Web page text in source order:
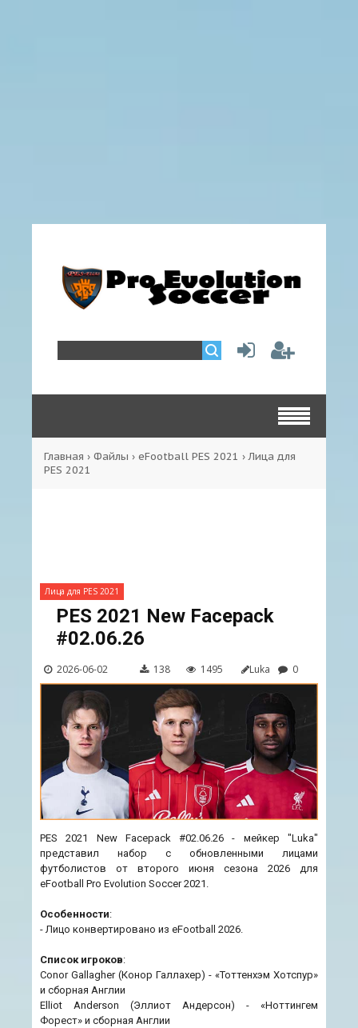
Главная › Файлы › eFootball PES 2021 ›Лица для
PES 2021
Лица для PES 2021
PES 2021 New Facepack
#02.06.26
2026-06-02 138 1495 Luka 0
PES 2021 New Facepack #02.06.26 - мейкер "Luka"
представил набор с обновленными лицами
футболистов от второго июня сезона 2026 для
eFootball Pro Evolution Soccer 2021.
Особенности:
- Лицо конвертировано из eFootball 2026.
Список игроков:
Conor Gallagher (Конор Галлахер) - «Тоттенхэм Хотспур»
и сборная Англии
Elliot Anderson (Эллиот Андерсон) - «Ноттингем
Форест» и сборная Англии